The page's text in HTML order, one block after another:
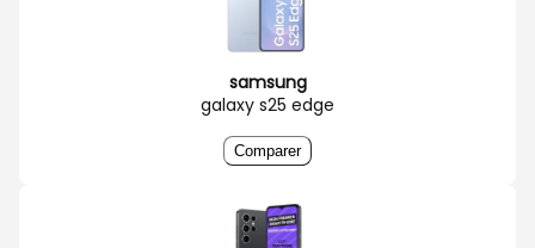
samsung
galaxy s25 edge
Comparer